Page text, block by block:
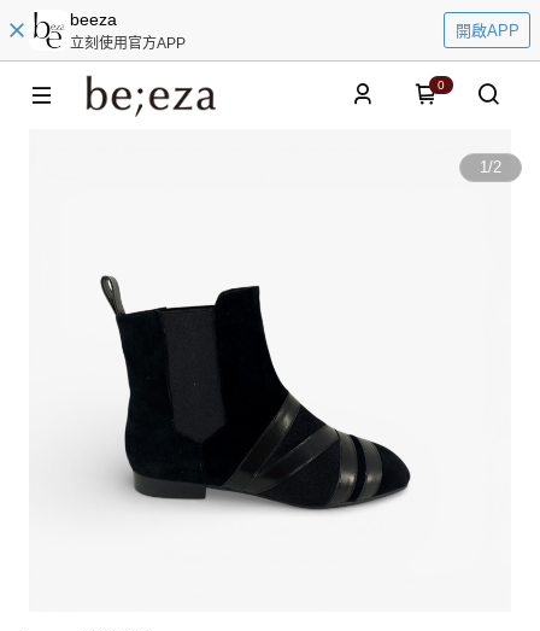
beeza
立刻使用官方APP
開啟APP
0
1/2